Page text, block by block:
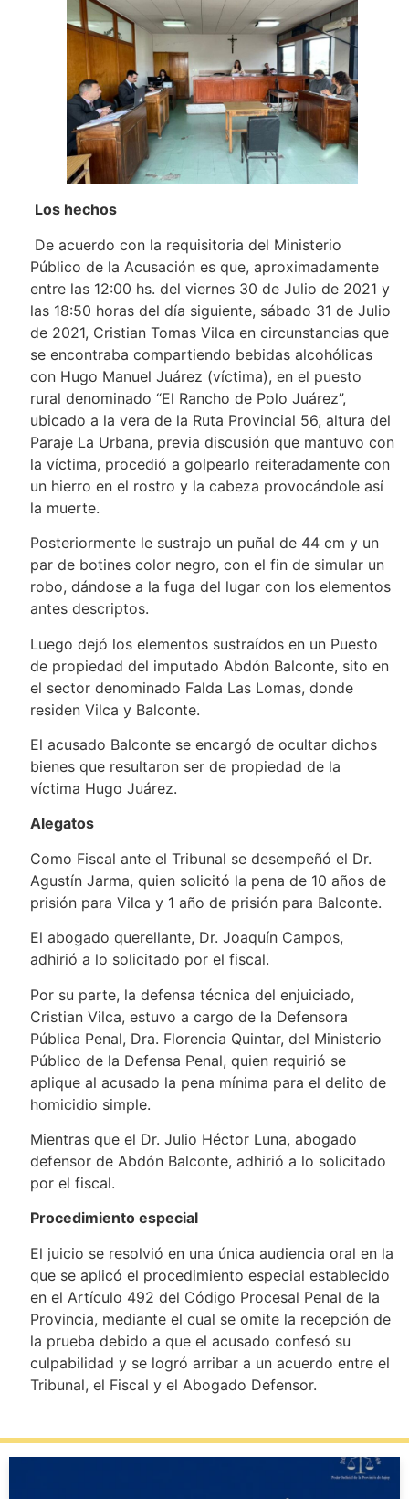
Los hechos
De acuerdo con la requisitoria del Ministerio
Público de la Acusación es que, aproximadamente
entre las 12:00 hs. del viernes 30 de Julio de 2021 y
las 18:50 horas del día siguiente, sábado 31 de Julio
de 2021, Cristian Tomas Vilca en circunstancias que
se encontraba compartiendo bebidas alcohólicas
con Hugo Manuel Juárez (víctima), en el puesto
rural denominado “El Rancho de Polo Juárez”,
ubicado a la vera de la Ruta Provincial 56, altura del
Paraje La Urbana, previa discusión que mantuvo con
la víctima, procedió a golpearlo reiteradamente con
un hierro en el rostro y la cabeza provocándole así
la muerte.
Posteriormente le sustrajo un puñal de 44 cm y un
par de botines color negro, con el fin de simular un
robo, dándose a la fuga del lugar con los elementos
antes descriptos.
Luego dejó los elementos sustraídos en un Puesto
de propiedad del imputado Abdón Balconte, sito en
el sector denominado Falda Las Lomas, donde
residen Vilca y Balconte.
El acusado Balconte se encargó de ocultar dichos
bienes que resultaron ser de propiedad de la
víctima Hugo Juárez.
Alegatos
Como Fiscal ante el Tribunal se desempeñó el Dr.
Agustín Jarma, quien solicitó la pena de 10 años de
prisión para Vilca y 1 año de prisión para Balconte.
El abogado querellante, Dr. Joaquín Campos,
adhirió a lo solicitado por el fiscal.
Por su parte, la defensa técnica del enjuiciado,
Cristian Vilca, estuvo a cargo de la Defensora
Pública Penal, Dra. Florencia Quintar, del Ministerio
Público de la Defensa Penal, quien requirió se
aplique al acusado la pena mínima para el delito de
homicidio simple.
Mientras que el Dr. Julio Héctor Luna, abogado
defensor de Abdón Balconte, adhirió a lo solicitado
por el fiscal.
Procedimiento especial
El juicio se resolvió en una única audiencia oral en la
que se aplicó el procedimiento especial establecido
en el Artículo 492 del Código Procesal Penal de la
Provincia, mediante el cual se omite la recepción de
la prueba debido a que el acusado confesó su
culpabilidad y se logró arribar a un acuerdo entre el
Tribunal, el Fiscal y el Abogado Defensor.